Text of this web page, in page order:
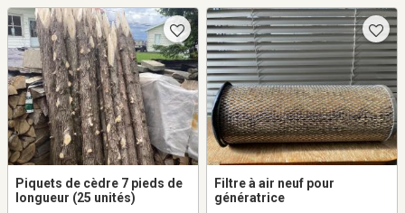
Piquets de cèdre 7 pieds de
longueur (25 unités)
Filtre à air neuf pour
génératrice